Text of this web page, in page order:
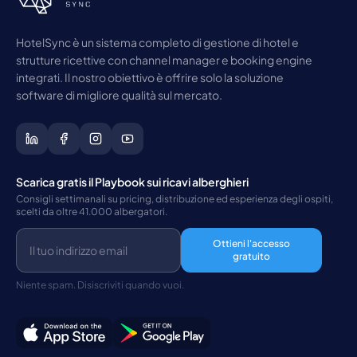
HotelSync è un sistema completo di gestione di hotel e
strutture ricettive con channel manager e booking engine
integrati. Il nostro obiettivo è offrire solo la soluzione
software di migliore qualità sul mercato.
Scarica gratis il Playbook sui ricavi alberghieri
Consigli settimanali su pricing, distribuzione ed esperienza degli ospiti,
scelti da oltre 41.000 albergatori.
Ottieni l'accesso
gratuito
Niente spam. Disiscriviti quando vuoi.